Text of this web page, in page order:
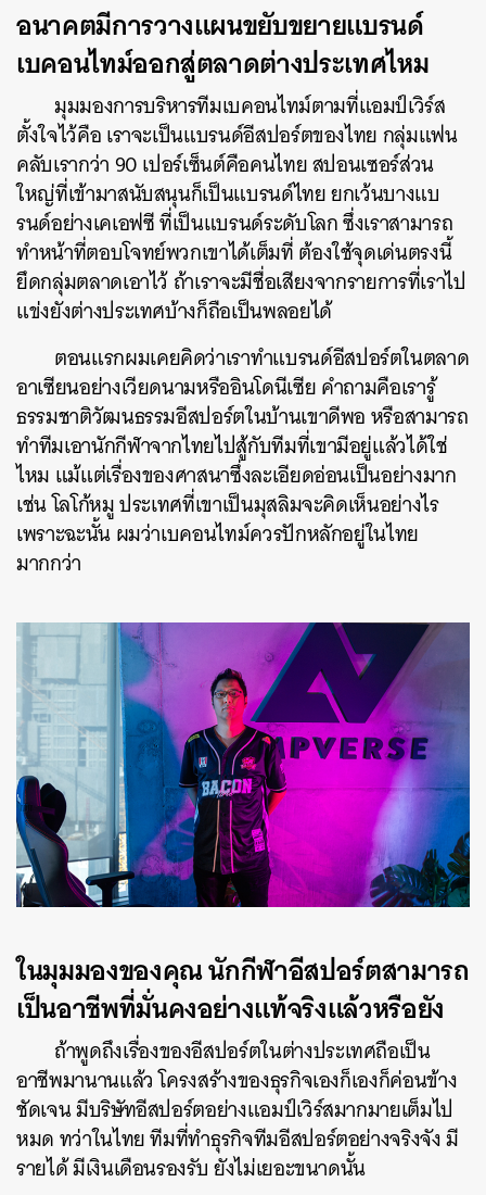
อนาคตมีการวางแผนขยับขยายแบรนด์
เบคอนไทม์ออกสู่ตลาดต่างประเทศไหม
มุมมองการบริหารทีมเบคอนไทม์ตามที่แอมป์เวิร์ส
ตั้งใจไว้คือ เราจะเป็นแบรนด์อีสปอร์ตของไทย กลุ่มแฟน
คลับเรากว่า 90 เปอร์เซ็นต์คือคนไทย สปอนเซอร์ส่วน
ใหญ่ที่เข้ามาสนับสนุนก็เป็นแบรนด์ไทย ยกเว้นบางแบ
รนด์อย่างเคเอฟซีที่เป็นแบรนด์ระดับโลก ซึ่งเราสามารถ
ทำหน้าที่ตอบโจทย์พวกเขาได้เต็มที่ ต้องใช้จุดเด่นตรงนี้
ยึดกลุ่มตลาดเอาไว้ ถ้าเราจะมีชื่อเสียงจากรายการที่เราไป
แข่งยังต่างประเทศบ้างก็ถือเป็นพลอยได้
ตอนแรกผมเคยคิดว่าเราทำแบรนด์อีสปอร์ตในตลาด
อาเซียนอย่างเวียดนามหรืออินโดนีเซีย คำถามคือเรารู้
ธรรมชาติวัฒนธรรมอีสปอร์ตในบ้านเขาดีพอ หรือสามารถ
ทำทีมเอานักกีฬาจากไทยไปสู้กับทีมที่เขามีอยู่แล้วได้ใช่
ไหม แม้แต่เรื่องของศาสนาซึ่งละเอียดอ่อนเป็นอย่างมาก
เช่น โลโก้หมู ประเทศที่เขาเป็นมุสลิมจะคิดเห็นอย่างไร
เพราะฉะนั้น ผมว่าเบคอนไทม์ควรปักหลักอยู่ในไทย
มากกว่า
ในมุมมองของคุณ นักกีฬาอีสปอร์ตสามารถ
เป็นอาชีพที่มั่นคงอย่างแท้จริงแล้วหรือยัง
ถ้าพูดถึงเรื่องของอีสปอร์ตในต่างประเทศถือเป็น
อาชีพมานานแล้ว โครงสร้างของธุรกิจเองก็เองก็ค่อนข้าง
ชัดเจน มีบริษัทอีสปอร์ตอย่างแอมป์เวิร์สมากมายเต็มไป
หมด ทว่าในไทย ทีมที่ทำธุรกิจทีมอีสปอร์ตอย่างจริงจัง มี
รายได้ มีเงินเดือนรองรับ ยังไม่เยอะขนาดนั้น